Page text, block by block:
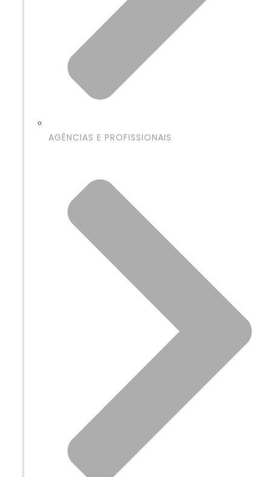
AGÊNCIAS E PROFISSIONAIS